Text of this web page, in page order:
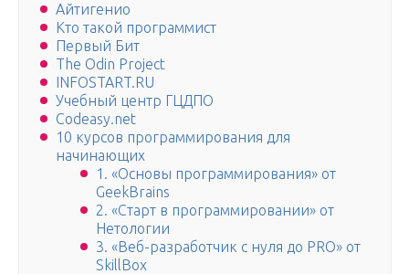
Айтигенио
Кто такой программист
Первый Бит
The Odin Project
INFOSTART.RU
Учебный центр ГЦДПО
Codeasy.net
10 курсов программирования для
начинающих
1. «Основы программирования» от
GeekBrains
2. «Старт в программировании» от
Нетологии
3. «Веб-разработчик с нуля до PRO» от
SkillBox